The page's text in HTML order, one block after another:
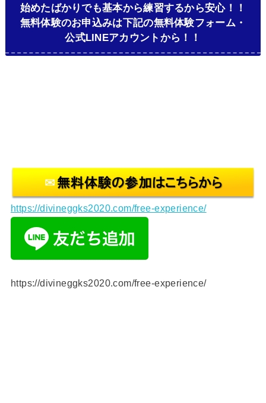
始めたばかりでも基本から練習するから安心！！
無料体験のお申込みは下記の無料体験フォーム・
公式LINEアカウントから！！
https://divineggks2020.com/free-experience/
https://divineggks2020.com/free-experience/